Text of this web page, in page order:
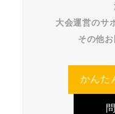
大会運営のサ
その他
かんた